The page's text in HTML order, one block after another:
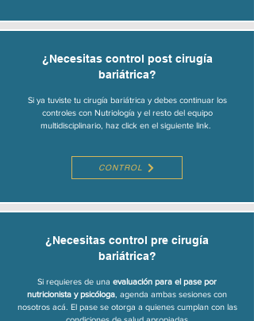
¿Necesitas control post cirugía
bariátrica?
Si ya tuviste tu cirugía bariátrica y debes continuar los
controles con Nutriología y el resto del equipo
multidisciplinario, haz click en el siguiente link.
CONTROL
¿Necesitas control pre cirugía
bariátrica?
Si requieres de una evaluación para el pase por
nutricionista y psicóloga , agenda ambas sesiones con
nosotros acá. El pase se otorga a quienes cumplan con las